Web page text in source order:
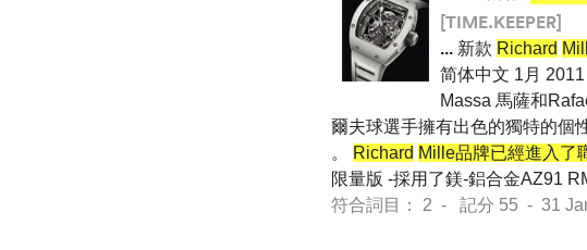
[TIME.KEEPER]
... 新款 Richard
简体中文 1月
Massa 馬薩和
爾夫球選手擁有出色的獨特的個
。
Richard Mille品牌已經進入了
限量版 -採用了鎂-鋁合金AZ91
符合詞目： 2 - 記分 55 - 31